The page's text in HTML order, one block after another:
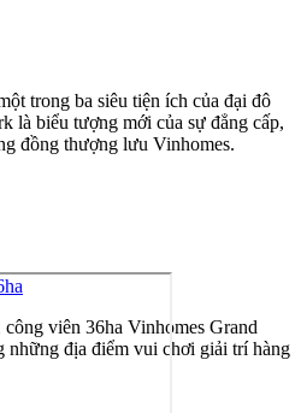
trong ba siêu tiện ích của đại đô
là biểu tượng mới của sự đẳng cấp,
đồng thượng lưu Vinhomes.
viên 36ha Vinhomes Grand
những địa điểm vui chơi giải trí hàng